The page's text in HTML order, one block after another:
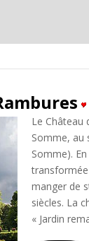
Le Château
Somme, au
Somme).
manger de
siècles. La
« Jardin